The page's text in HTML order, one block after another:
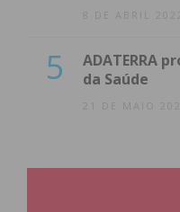
8 DE ABRIL 2022
5
ADATERRA
da Saúde
21 DE MAIO